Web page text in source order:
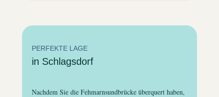
PERFEKTE LAGE
in Schlagsdorf
Nachdem Sie die Fehmarnsundbrücke überquert haben,